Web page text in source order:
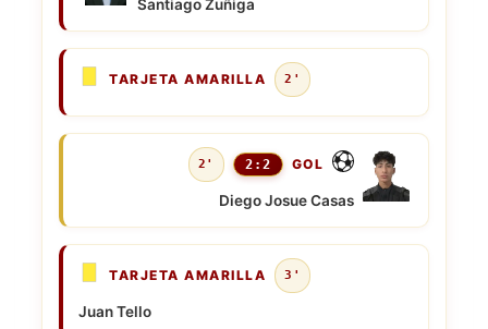
Santiago Zuñiga
TARJETA AMARILLA 2'
2' 2:2 GOL
Diego Josue Casas
TARJETA AMARILLA 3'
Juan Tello